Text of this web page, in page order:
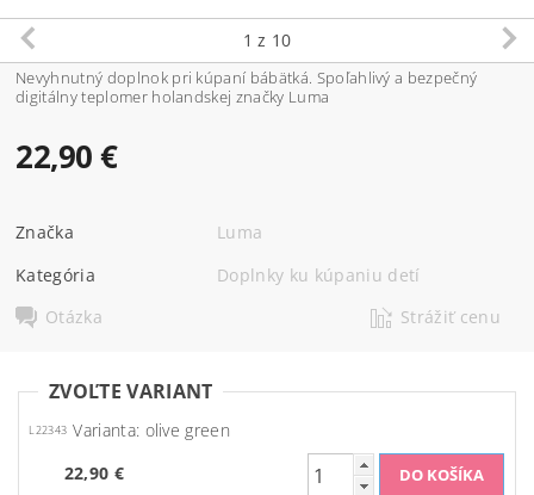
1 z 10
Nevyhnutný doplnok pri kúpaní bábätká. Spoľahlivý a bezpečný
digitálny teplomer holandskej značky Luma
22,90 €
Značka
Luma
Kategória
Doplnky ku kúpaniu detí
Otázka
Strážiť cenu
ZVOĽTE VARIANT
L22343 Varianta: olive green
22,90 €